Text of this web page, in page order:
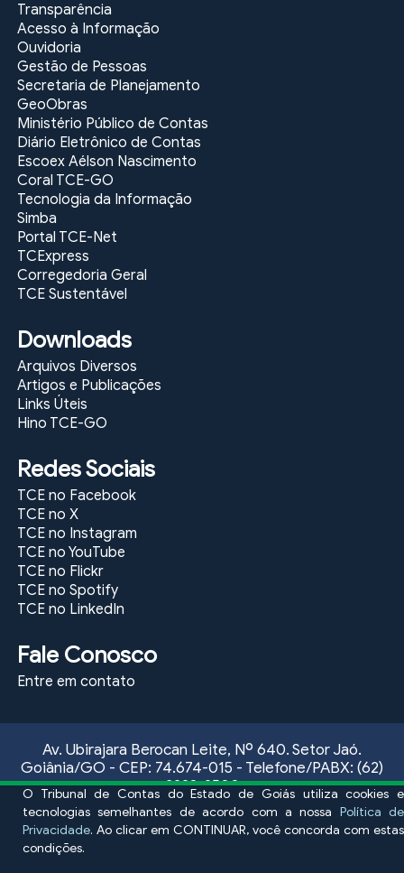
O Tribunal de Contas do Estado de Goiás utiliza cookies e
tecnologias semelhantes de acordo com a nossa Política de
Privacidade. Ao clicar em CONTINUAR, você concorda com estas
condições.
Transparência
Acesso à Informação
Ouvidoria
Gestão de Pessoas
Secretaria de Planejamento
GeoObras
Ministério Público de Contas
Diário Eletrônico de Contas
Escoex Aélson Nascimento
Coral TCE-GO
Tecnologia da Informação
Simba
Portal TCE-Net
TCExpress
Corregedoria Geral
TCE Sustentável
Downloads
Arquivos Diversos
Artigos e Publicações
Links Úteis
Hino TCE-GO
Redes Sociais
TCE no Facebook
TCE no X
TCE no Instagram
TCE no YouTube
TCE no Flickr
TCE no Spotify
TCE no LinkedIn
Fale Conosco
Entre em contato
Av. Ubirajara Berocan Leite, Nº 640. Setor Jaó.
Goiânia/GO - CEP: 74.674-015 - Telefone/PABX: (62)
3228-2500
Atendimento ao público externo, das 09:00 às 17:00
horas, de segunda a sexta-feira